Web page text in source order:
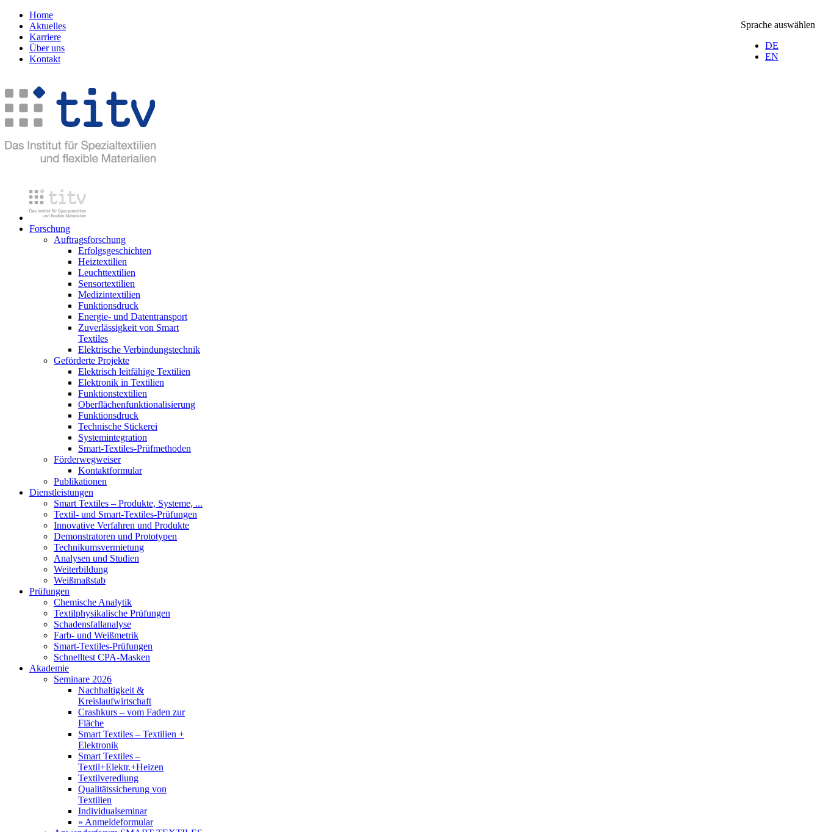
Sprache auswählen
DE
EN
Home
Aktuelles
Karriere
Über uns
Kontakt
Forschung
Auftragsforschung
Erfolgsgeschichten
Heiztextilien
Leuchttextilien
Sensortextilien
Medizintextilien
Funktionsdruck
Energie- und Datentransport
Zuverlässigkeit von Smart
Textiles
Elektrische Verbindungstechnik
Geförderte Projekte
Elektrisch leitfähige Textilien
Elektronik in Textilien
Funktionstextilien
Oberflächenfunktionalisierung
Funktionsdruck
Technische Stickerei
Systemintegration
Smart-Textiles-Prüfmethoden
Förderwegweiser
Kontaktformular
Publikationen
Dienstleistungen
Smart Textiles – Produkte, Systeme, ...
Textil- und Smart-Textiles-Prüfungen
Innovative Verfahren und Produkte
Demonstratoren und Prototypen
Technikumsvermietung
Analysen und Studien
Weiterbildung
Weißmaßstab
Prüfungen
Chemische Analytik
Textilphysikalische Prüfungen
Schadensfallanalyse
Farb- und Weißmetrik
Smart-Textiles-Prüfungen
Schnelltest CPA-Masken
Akademie
Seminare 2026
Nachhaltigkeit &
Kreislaufwirtschaft
Crashkurs – vom Faden zur
Fläche
Smart Textiles – Textilien +
Elektronik
Smart Textiles –
Textil+Elektr.+Heizen
Textilveredlung
Qualitätssicherung von
Textilien
Individualseminar
» Anmeldeformular